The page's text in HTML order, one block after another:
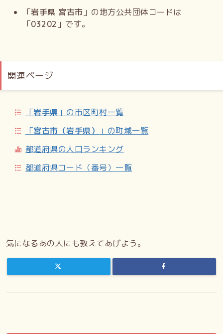
「岩手県 宮古市 」の地方公共団体コードは
「03202 」です。
関連ページ
「岩手県 」の市区町村一覧
「宮古市（岩手県）
」の町域一覧
都道府県の人口ランキング
都道府県コード（番号）一覧
気になるあの人にも教えてあげよう。